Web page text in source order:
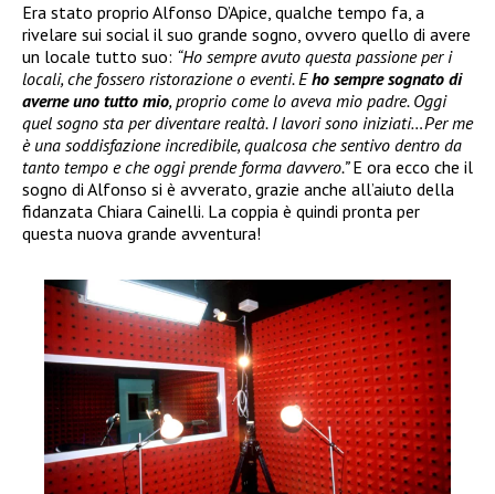
Era stato proprio Alfonso D’Apice, qualche tempo fa, a
rivelare sui social il suo grande sogno, ovvero quello di avere
un locale tutto suo: “Ho sempre avuto questa passione per i
locali, che fossero ristorazione o eventi. Eho sempre sognato di
averne uno tutto mio, proprio come lo aveva mio padre. Oggi
quel sogno sta per diventare realtà. I lavori sono iniziati…Per me
è una soddisfazione incredibile, qualcosa che sentivo dentro da
tanto tempo e che oggi prende forma davvero.”E ora ecco che il
sogno di Alfonso si è avverato, grazie anche all’aiuto della
fidanzata Chiara Cainelli. La coppia è quindi pronta per
questa nuova grande avventura!